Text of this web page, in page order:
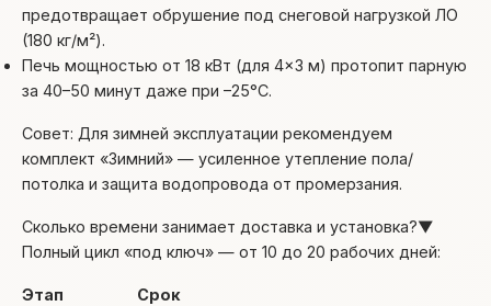
предотвращает обрушение под снеговой нагрузкой ЛО
(180 кг/м²).
Печь мощностью от 18 кВт (для 4×3 м) протопит парную
за 40–50 минут даже при –25°С.
Совет: Для зимней эксплуатации рекомендуем
комплект «Зимний» — усиленное утепление пола/
потолка и защита водопровода от промерзания.
Сколько времени занимает доставка и установка?▼
Полный цикл «под ключ» — от 10 до 20 рабочих дней:
Этап
Срок